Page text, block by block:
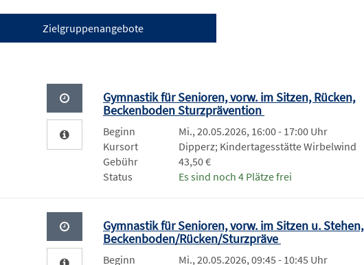
Zielgruppenangebote
Gymnastik für Senioren, vorw. im Sitzen, Rücken,
Beckenboden Sturzprävention
Beginn
Mi., 20.05.2026, 16:00 - 17:00 Uhr
Kursort
Dipperz; Kindertagesstätte Wirbelwind
Gebühr
43,50 €
Status
Es sind noch 4 Plätze frei
Gymnastik für Senioren, vorw. im Sitzen u. Stehen,
Beckenboden/Rücken/Sturzpräve
Beginn
Mi., 20.05.2026, 09:45 - 10:45 Uhr